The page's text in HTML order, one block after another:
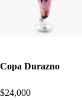
Copa Durazno
$24,000